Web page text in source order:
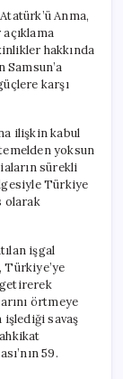
İddialarını
Düzeltin!
için
Anma,
hakkında
Samsun’a
karşı
ilişkin kabul
yoksun
sürekli
Türkiye
olarak
işgal
Türkiye’ye
getirerek
örtmeye
işlediği savaş
59.